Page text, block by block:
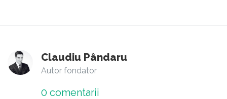
Claudiu Pândaru
Autor fondator
0 comentarii